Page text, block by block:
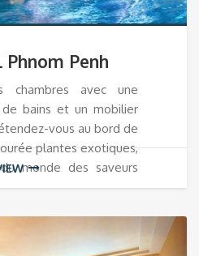
Penh
chambres avec une
bains et un mobilier
vous au bord de
plantes exotiques,
monde des saveurs